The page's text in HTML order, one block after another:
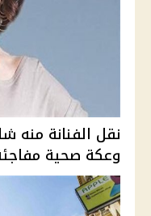
نقل الفنانة
وعكة صحية